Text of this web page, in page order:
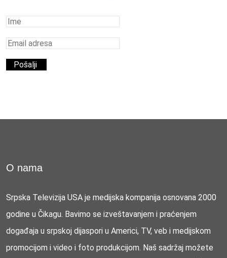
O nama
Srpska Televizija USA je medijska kompanija osnovana 2000
godine u Čikagu. Bavimo se izveštavanjem i praćenjem
događaja u srpskoj dijaspori u Americi, TV, veb i medijskom
promocijom i video i foto produkcijom. Naš sadržaj možete